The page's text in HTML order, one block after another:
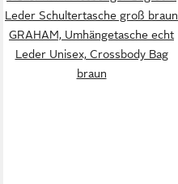
Leder Schultertasche groß braun
GRAHAM, Umhängetasche echt
Leder Unisex, Crossbody Bag
braun